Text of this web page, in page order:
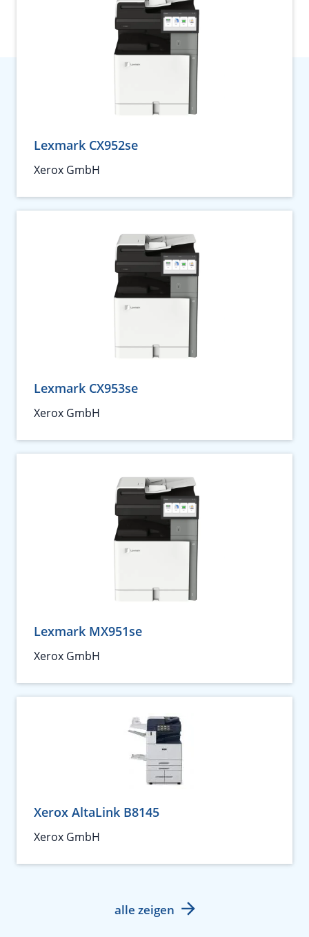
Lexmark CX952se
Xerox GmbH
Lexmark CX953se
Xerox GmbH
Lexmark MX951se
Xerox GmbH
Xerox AltaLink B8145
Xerox GmbH
alle zeigen